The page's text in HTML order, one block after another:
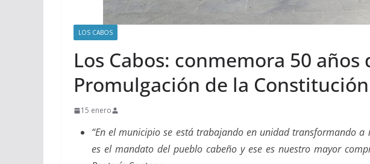
LOS CABOS
Los Cabos: conmemora 50 años
Promulgación de la
15 enero
“En el municipio se está trabajando en unidad transformando a
es el mandato del pueblo cabeño y ese es nuestro mayor